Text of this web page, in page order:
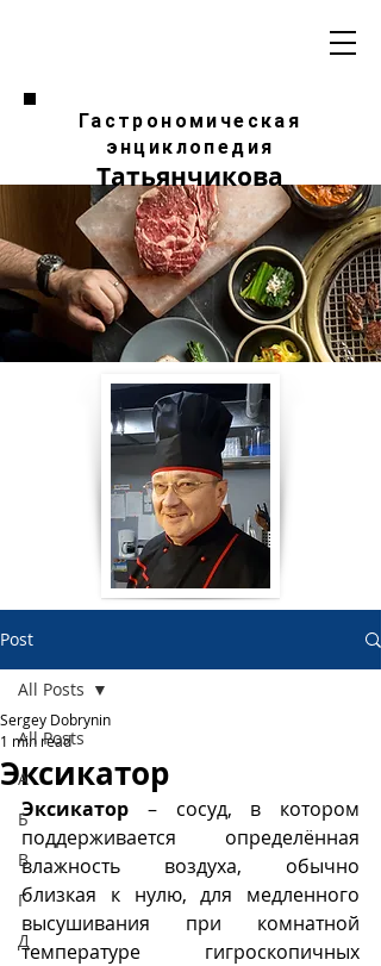
Гастрономическая
энциклопедия
Татьянчикова
Post
All Posts
А
Б
В
Г
Д
All Posts
Эксикатор
Sergey Dobrynin
1 min read
Эксикатор – сосуд, в котором
поддерживается определённая
влажность воздуха, обычно
близкая к нулю, для медленного
высушивания при комнатной
температуре гигроскопичных